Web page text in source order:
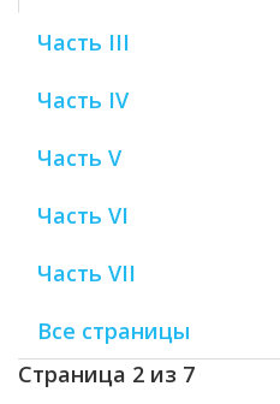
Часть III
Часть IV
Часть V
Часть VI
Часть VII
Все страницы
Страница 2 из 7